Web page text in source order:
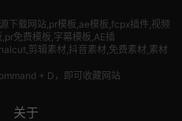
下载网站,pr模板,ae模板,fcpx插件,视频
免费模板,字幕模板,AE插
剪辑素材,抖音素材,免费素材,素材
+ D，即可收藏网站
关于